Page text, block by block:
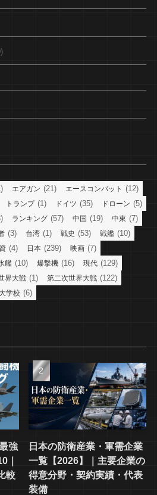
エアガン (21) エースコンバット (12)
トランプ(1) ドイツ (35) ドローン (5)
ランキング (57) 中国 (19) 中東 (7)
(3) 台湾 (1) 戦史 (53) 戦艦 (10)
(4) 日本 (239) 映画 (7)
艦 (10) 爆撃機 (16) 現代 (129)
界大戦 (1) 第二次世界大戦 (122)
学校 (6)
強
｜
較
日本の防衛産業・軍需企業
一覧【2026】｜主要企業の
得意分野・契約実績・代表
装備